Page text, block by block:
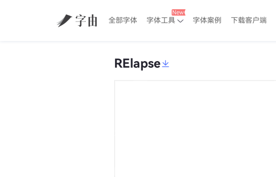
全部字体 字体工具 字体案例 下载客户端
RElapse